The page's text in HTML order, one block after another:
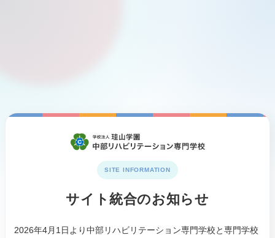
SITE INFORMATION
サイト統合のお知らせ
2026年4月1日より中部リハビリテーション専門学校と専門学校